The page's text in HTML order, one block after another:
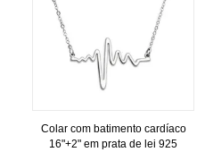
Colar com batimento cardíaco
16"+2" em prata de lei 925